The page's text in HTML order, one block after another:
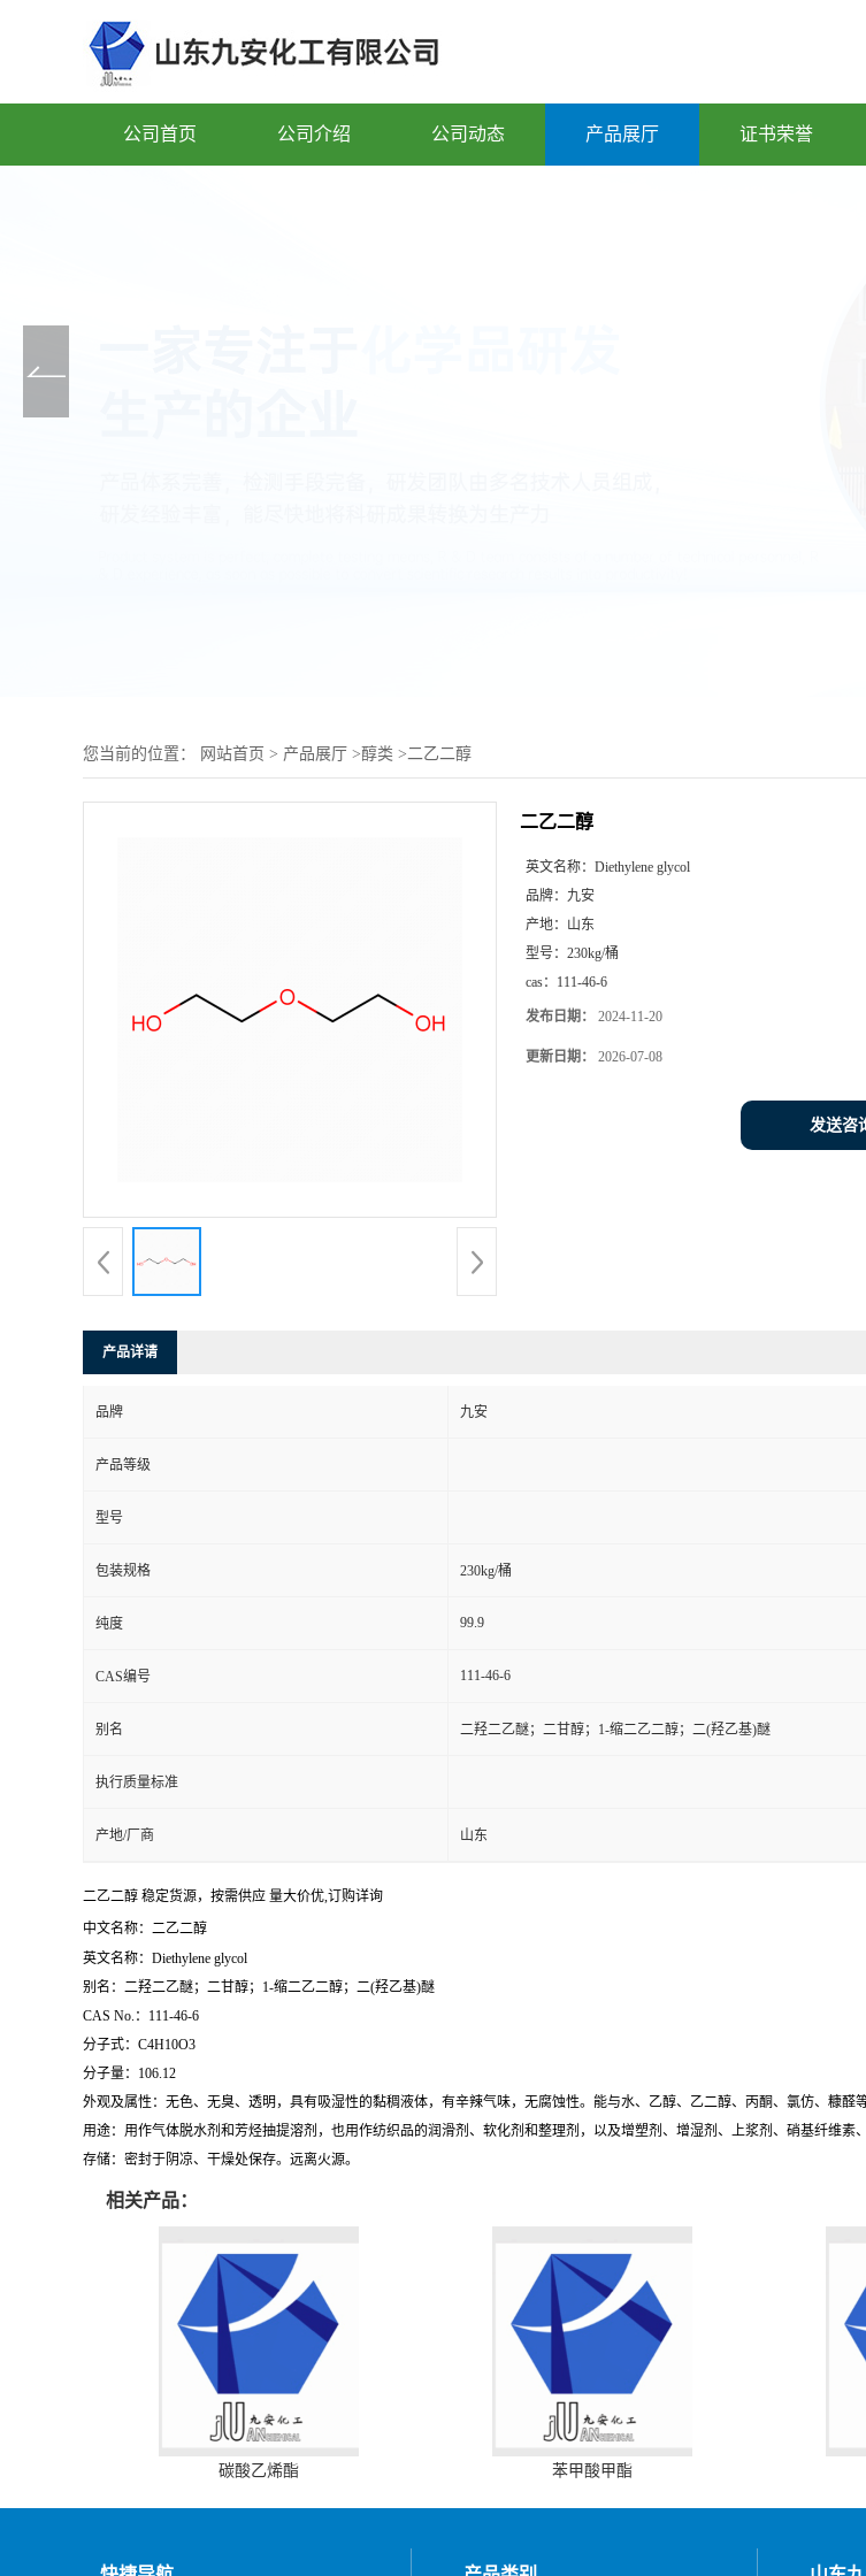
公司首页 公司介绍 公司动态 产品展厅 证书荣誉
您当前的位置： 网站首页 > 产品展厅 >醇类 >二乙二醇
二乙二醇
英文名称： Diethylene glycol
品牌： 九安
产地： 山东
型号： 230kg/桶
cas： 111-46-6
发布日期： 2024-11-20
更新日期： 2026-07-08
发送咨
产品详请
品牌 九安
产品等级
型号
包装规格 230kg/桶
纯度 99.9
CAS编号 111-46-6
别名 二羟二乙醚；二甘醇；1-缩二乙二醇；二(羟乙基)醚
执行质量标准
产地/厂商 山东
二乙二醇 稳定货源，按需供应 量大价优,订购详询
中文名称：二乙二醇
英文名称：Diethylene glycol
别名：二羟二乙醚；二甘醇；1-缩二乙二醇；二(羟乙基)醚
CAS No.：111-46-6
分子式：C4H10O3
分子量：106.12
外观及属性：无色、无臭、透明，具有吸湿性的黏稠液体，有辛辣气味，无腐蚀性。能与水、乙醇、乙二醇、丙酮、氯仿、糠醛
用途：用作气体脱水剂和芳烃抽提溶剂，也用作纺织品的润滑剂、软化剂和整理剂，以及增塑剂、增湿剂、上浆剂、硝基纤维素
存储：密封于阴凉、干燥处保存。远离火源。
相关产品：
碳酸乙烯酯 苯甲酸甲酯